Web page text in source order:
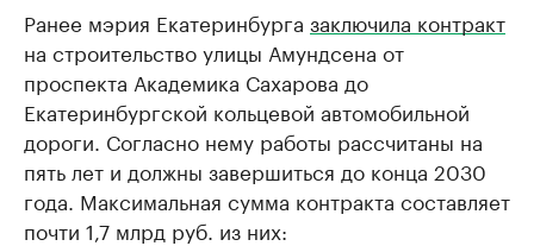
Ранее мэрия Екатеринбурга заключила контракт
на строительство улицы Амундсена от
проспекта Академика Сахарова до
Екатеринбургской кольцевой автомобильной
дороги. Согласно нему работы рассчитаны на
пять лет и должны завершиться до конца 2030
года. Максимальная сумма контракта составляет
почти 1,7 млрд руб. из них: